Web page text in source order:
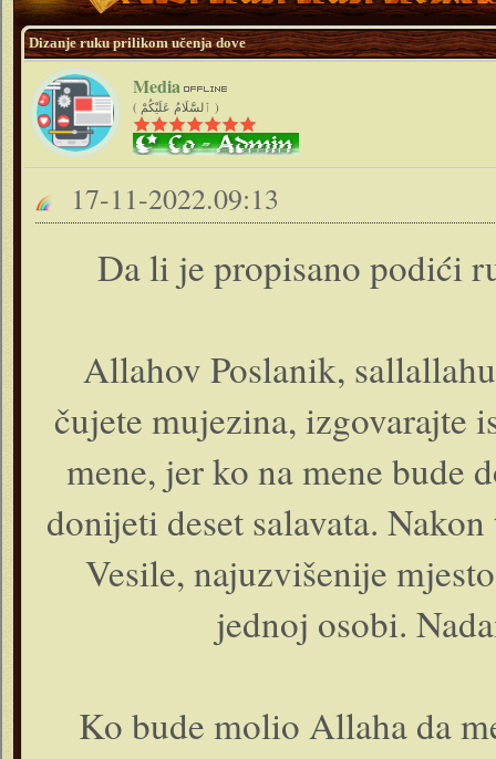
Dizanje ruku prilikom učenja dove
Media
( ٱلسَّلَامُ عَلَيْكُمْ )
17-11-2022.09:13
Da li je propisano podići
Allahov Poslanik,
čujete mujezina, izgovarajte
mene, jer ko na mene bude
donijeti deset salavata.
Vesile, najuzvišenije
jednoj osobi.
Ko bude molio Allaha da